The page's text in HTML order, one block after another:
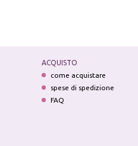
ACQUISTO
come acquistare
spese di spedizione
FAQ